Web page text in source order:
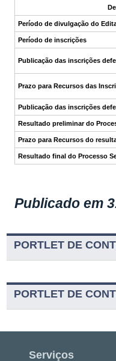
Período de divulgação do
Período de inscrições
Publicação das inscrições
Prazo para Recursos das
Publicação das inscrições
Resultado preliminar do
Prazo para Recursos do
Resultado final do Processo
Publicado em
PORTLET DE
PORTLET DE
Serviços